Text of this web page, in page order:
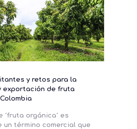
y retos para la
exportación de fruta
´fruta orgánica´ es
un término comercial que